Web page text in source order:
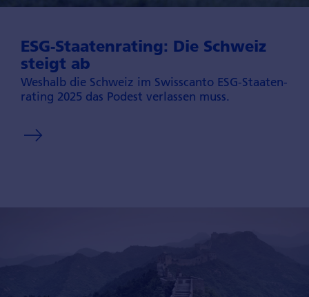
ESG-Staaten­rating: Die Schweiz
steigt ab
Weshalb die Schweiz im Swisscanto ESG-Staaten­
rating 2025 das Podest verlassen muss.